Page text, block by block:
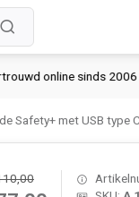
sinds 2006
Safety+ met USB type